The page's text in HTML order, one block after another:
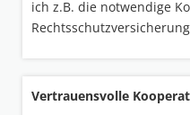
ich z.B. die notwendige
Vertrauensvolle